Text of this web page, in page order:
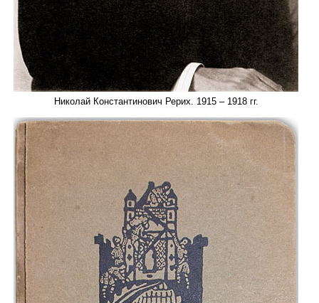
Николай Константинович Рерих. 1915 – 1918 гг.